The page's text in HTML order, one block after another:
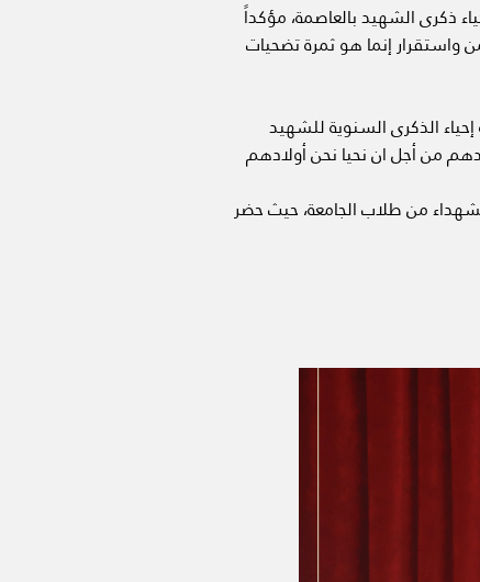
ذكرى الشهيد بالعاصمة، مؤكداً
واستقرار إنما هو ثمرة تضحيات
الذكرى السنوية للشهيد
من أجل ان نحيا نحن أولادهم
من طلاب الجامعة، حيث حضر